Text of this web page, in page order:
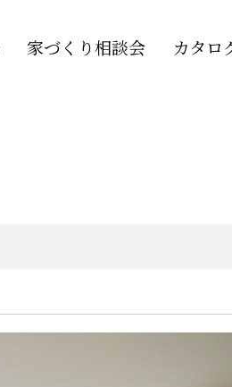
家づくり相談会 カタロ